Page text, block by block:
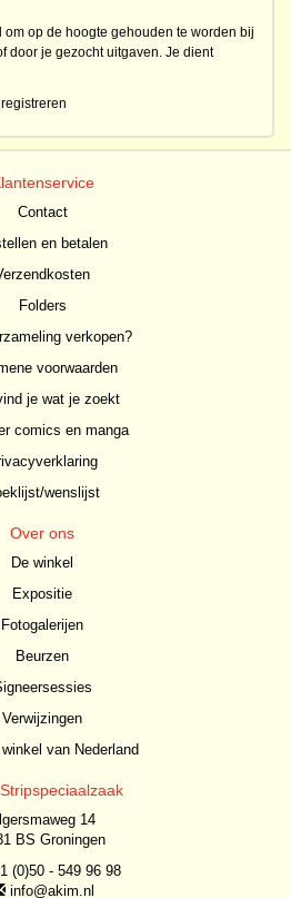
op de hoogte gehouden te worden bij
door je gezocht uitgaven. Je dient
Contact
en betalen
Folders
verkopen?
voorwaarden
je wat je zoekt
comics en manga
wenslijst
Over ons
De winkel
Expositie
Fotogalerijen
Beurzen
Verwijzingen
van Nederland
14
BS Groningen
(0)50 - 549 96 98
info@akim.nl